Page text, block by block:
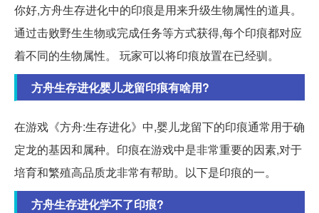
你好,方舟生存进化中的印痕是用来升级生物属性的道具。
通过击败野生生物或完成任务等方式获得,每个印痕都对应
着不同的生物属性。 玩家可以将印痕放置在已经驯。
方舟生存进化婴儿龙留印痕有啥用?
在游戏《方舟:生存进化》中,婴儿龙留下的印痕通常用于确
定龙的基因和属种。印痕在游戏中是非常重要的因素,对于
培育和繁殖高品质龙非常有帮助。以下是印痕的一。
方舟生存进化学不了印痕?